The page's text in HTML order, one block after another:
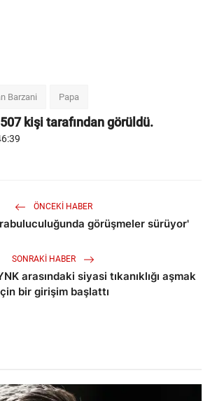
Barzani Papa
507kişi tarafından görüldü.
ÖNCEKI HABER
görüşmeler sürüyor'
SONRAKI HABER
arasındaki siyasi tıkanıklığı aşmak
bir girişim başlattı